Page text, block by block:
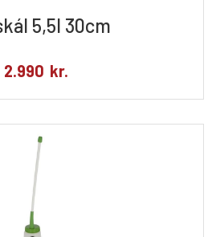
5,5l 30cm
2.990 kr.